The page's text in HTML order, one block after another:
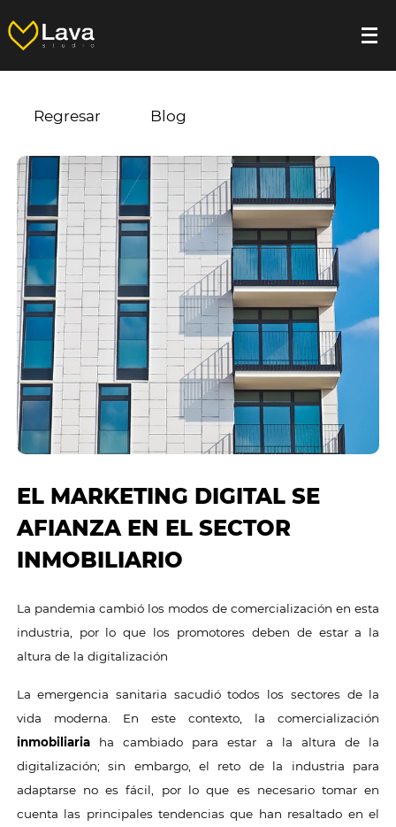
Regresar Blog
EL MARKETING DIGITAL SE
AFIANZA EN EL SECTOR
INMOBILIARIO
La pandemia cambió los modos de comercialización en esta
industria, por lo que los promotores deben de estar a la
altura de la digitalización
La emergencia sanitaria sacudió todos los sectores de la
vida moderna. En este contexto, la comercialización
inmobiliariaha cambiado para estar a la altura de la
digitalización; sin embargo, el reto de la industria para
adaptarse no es fácil, por lo que es necesario tomar en
cuenta las principales tendencias que han resaltado en el